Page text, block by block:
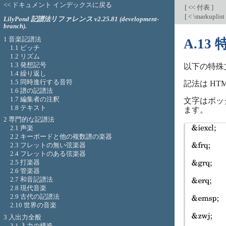
[ << 付表 ]
[ <
A.13
以下の特
記法は
文字はボ
ます。
<< ドキュメント インデックスに戻る
LilyPond 記譜法リファレンス v2.25.81 (development-
branch).
1 音楽記譜法
1.1 ピッチ
1.2 リズム
1.3 発想記号
1.4 繰り返し
1.5 同時進行する音符
1.6 譜の記譜法
1.7 編集者の注釈
1.8 テキスト
2 専門的な記譜法
2.1 声楽
2.2 キーボードと他の複数譜の楽器
2.3 フレットの無い弦楽器
2.4 フレットのある弦楽器
2.5 打楽器
2.6 管楽器
2.7 和音記譜法
2.8 現代音楽
2.9 古代の記譜法
2.10 世界の音楽
3 入出力全般